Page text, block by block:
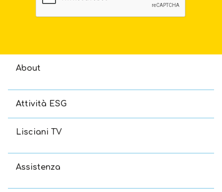
About
Attività ESG
Lisciani TV
Assistenza